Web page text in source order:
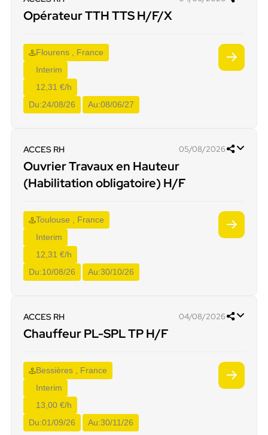
Opérateur TTH TTS H/F/X
Flourens , France
Interim
12,31 €/h
Du:24/08/26 Au:08/06/27
ACCES RH 05/08/2026
Ouvrier Travaux en Hauteur
(Habilitation obligatoire) H/F
Toulouse , France
Interim
12,31 €/h
Du:10/08/26 Au:30/10/26
ACCES RH 04/08/2026
Chauffeur PL-SPL TP H/F
Bessières , France
Interim
13,00 €/h
Du:01/09/26 Au:30/11/26